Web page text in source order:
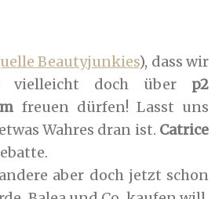
Beautyjunkies), dass wir
vielleicht doch über p2
freuen dürfen! Lasst uns
Wahres dran ist. Catrice
aber doch jetzt schon